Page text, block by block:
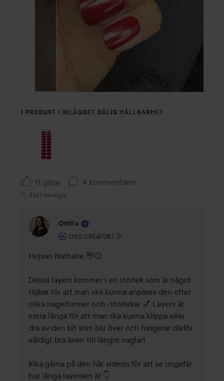
1 PRODUKT I INLÄGGET DÅLIG HÅLLBARHET
11 gillar 4 kommentarer
9361 visningar
Ottilia
LYKO CREATOR
Användarens roll: Lyko Creator.
1 år
Kommentaren lades 1 år
Hejsan Nathalie 👋😊
Dessa layers kommer i en storlek som är något
töjbar för att man ska kunna anpassa den efter
olika nagelformer och -storlekar 💅 Layers är
extra långa för att man ska kunna klippa eller
dra av den bit som blir över och fungerar därför
väldigt bra även till längre naglar!
Kika gärna på den här videon för att se ungefär
hur långa layersen är 👇